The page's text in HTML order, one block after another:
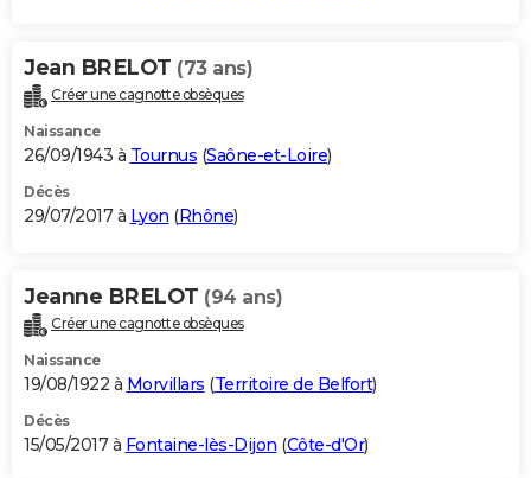
Jean BRELOT (73 ans)
Créer une cagnotte obsèques
Naissance
26/09/1943 à Tournus (Saône-et-Loire)
Décès
29/07/2017 à Lyon (Rhône)
Jeanne BRELOT (94 ans)
Créer une cagnotte obsèques
Naissance
19/08/1922 à Morvillars (Territoire de Belfort)
Décès
15/05/2017 à Fontaine-lès-Dijon (Côte-d'Or)